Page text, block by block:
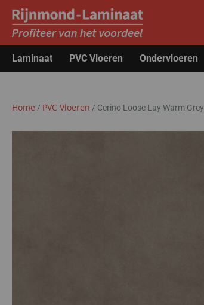
Laminaat PVC Vloeren Ondervloeren
Home / PVC Vloeren / Cerino Loose Lay Warm Grey